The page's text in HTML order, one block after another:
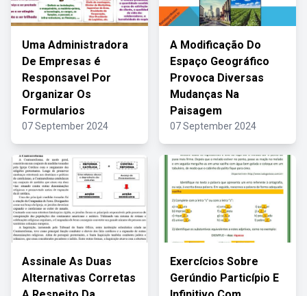
Uma Administradora
De Empresas é
Responsavel Por
Organizar Os
Formularios
07 September 2024
A Modificação Do
Espaço Geográfico
Provoca Diversas
Mudanças Na
Paisagem
07 September 2024
Assinale As Duas
Alternativas Corretas
Exercícios Sobre
Gerúndio Particípio E